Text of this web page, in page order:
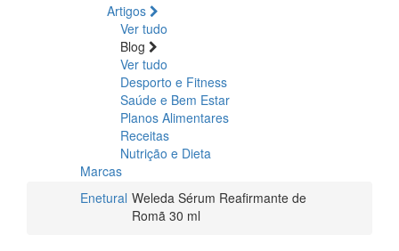
Artigos
Ver tudo
Blog
Ver tudo
Desporto e Fitness
Saúde e Bem Estar
Planos Alimentares
Receitas
Nutrição e Dieta
Marcas
Enetural Weleda Sérum Reafirmante de
Romã 30 ml